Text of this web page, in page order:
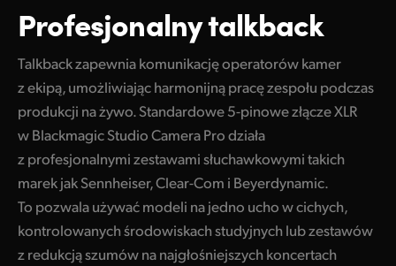
Profesjonalny talkback
Talkback zapewnia komunikację operatorów kamer
z ekipą, umożliwiając harmonijną pracę zespołu podczas
produkcji na żywo. Standardowe 5-pinowe złącze XLR
w Blackmagic Studio Camera Pro działa
z profesjonalnymi zestawami słuchawkowymi takich
marek jak Sennheiser, Clear-Com i Beyerdynamic.
To pozwala używać modeli na jedno ucho w cichych,
kontrolowanych środowiskach studyjnych lub zestawów
z redukcją szumów na najgłośniejszych koncertach